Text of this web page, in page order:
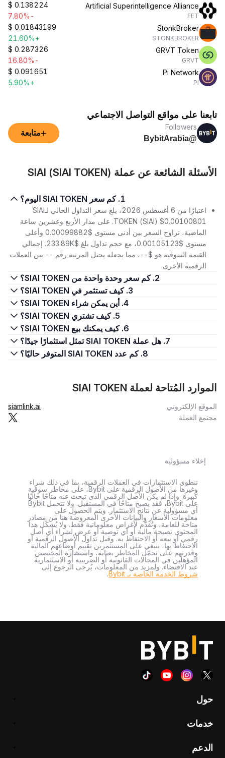
Artificial Superintelligence Alliance
FET
$ 0.138224
-7.80%
StonkBroker
STONKBROKER
$ 0.01843199
+21.60%
GRVT Token
GRVT
$ 0.287326
-16.80%
Pi Network
PI
$ 0.091651
+5.90%
تابعنا على مواقع التواصل الاجتماعي
Followers
@BybitArabia
+متابعة
الأسئلة الشائعة عن عملة SIAI (SIAI TOKEN)
1. كم سعر SIAI TOKEN اليوم؟
اعتبارًا من 6 أغسطس 2026، بلغ سعر التداول الحالي لـSIAI
TOKEN (SIAI) $0.00100801. على مدار الأربع وعشرين ساعة
الماضية، تراوح السعر بين أدنى مستوى $0.00099882 وأعلى
مستوى $0.00105123، مع حجم تداول بلغ $233.89K. إجمالي
القيمة السوقية هو $--، مما يجعله يحتل المرتبة رقم -- بين العملات
الرقمية الأخرى.
2. كم سعر وحدة واحدة من SIAI TOKEN؟
3. كيف تستثمر في SIAI TOKEN؟
4. أين يمكن شراء SIAI TOKEN؟
5. كيف تشتري SIAI TOKEN؟
6. كيف يمكنك بيع SIAI TOKEN؟
7. هل عملة SIAI TOKEN تمثل استثمارًا جيدًا؟
8. كم عدد SIAI TOKEN المتوفر حاليًا؟
الموارد المُتاحة لعملة SIAI TOKEN
الموقع الإلكتروني
siamlink.ai
مجتمع العملة
إخلاء مسؤولية
تنطوي الاستثمارات في العملات الرقمية، بما في ذلك شراء
وغيرها من الأصول الرقمية على Bybit، على مخاطر سوقية
كبيرة. وإذا لم يكن الأصل الرقمي الذي تبحث عنه متاحًا حاليًا
على Bybit، فقد يصبح متاحًا في المستقبل. ولا تتحمل Bybit
أي مسؤولية عن نتائج الاستثمار. ويتم الحصول على
معلومات الأسعار والبيانات الأخرى المعروضة هنا من مصادر
متاحة للعامة، وتُقدَّم لأغراض معلوماتية فقط. ولا يُشكّل هذا
المحتوى نصيحة مالية أو أي توصية أو عرض لشراء أي أصل
رقمي أو بيعه أو الاحتفاظ به. وقبل تداول الأصول الرقمية أو
الاحتفاظ بها، ينبغي على المستثمرين تقييم أوضاعهم المالية
وقدرتهم على تحمّل المخاطر بعناية، واستشارة المختصين
المؤهلين في المجالات القانونية أو الضريبية أو الاستثمارية
عند الاقتضاء. ولمزيد من المعلومات، يُرجى الرجوع إلى
شروط الخدمة الخاصة بـ Bybit
.
حول
خدمات
الدعم